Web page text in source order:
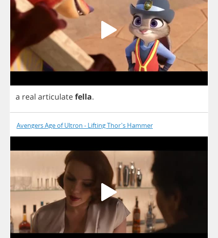
a real articulatefella.
Avengers Age of Ultron - Lifting Thor's Hammer